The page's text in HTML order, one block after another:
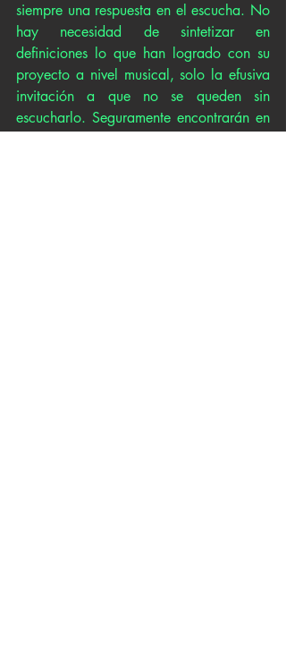
siempre una respuesta en el escucha. No
hay necesidad de sintetizar en
definiciones lo que han logrado con su
proyecto a nivel musical, solo la efusiva
invitación a que no se queden sin
escucharlo. Seguramente encontrarán en